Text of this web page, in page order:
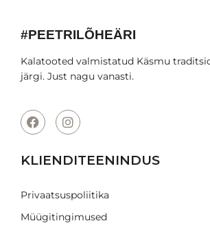
#PEETRILÕHEÄRI
Kalatooted valmistatud Käsmu
järgi. Just nagu vanasti.
KLIENDITEENINDUS
Privaatsuspoliitika
Müügitingimused